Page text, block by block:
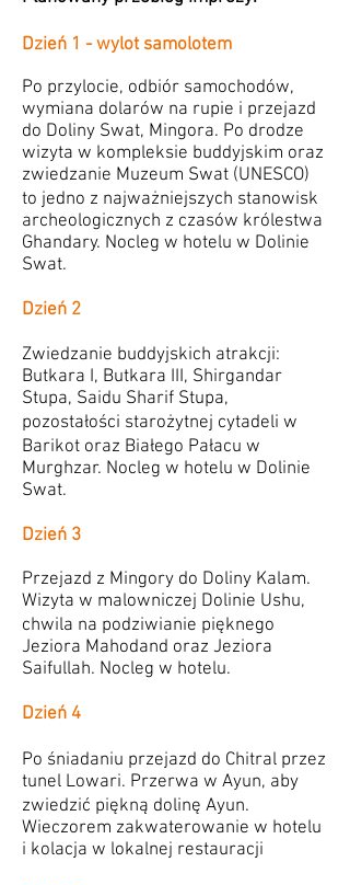
Dzień 1 - wylot samolotem
Po przylocie, odbiór samochodów,
wymiana dolarów na rupie i przejazd
do Doliny Swat, Mingora. Po drodze
wizyta w kompleksie buddyjskim oraz
zwiedzanie Muzeum Swat (UNESCO)
to jedno z najważniejszych stanowisk
archeologicznych z czasów królestwa
Ghandary. Nocleg w hotelu w Dolinie
Swat.
Dzień 2
Zwiedzanie buddyjskich atrakcji:
Butkara I, Butkara III, Shirgandar
Stupa, Saidu Sharif Stupa,
pozostałości starożytnej cytadeli w
Barikot oraz Białego Pałacu w
Murghzar. Nocleg w hotelu w Dolinie
Swat.
Dzień 3
Przejazd z Mingory do Doliny Kalam.
Wizyta w malowniczej Dolinie Ushu,
chwila na podziwianie pięknego
Jeziora Mahodand oraz Jeziora
Saifullah. Nocleg w hotelu.
Dzień 4
Po śniadaniu przejazd do Chitral przez
tunel Lowari. Przerwa w Ayun, aby
zwiedzić piękną dolinę Ayun.
Wieczorem zakwaterowanie w hotelu
i kolacja w lokalnej restauracji